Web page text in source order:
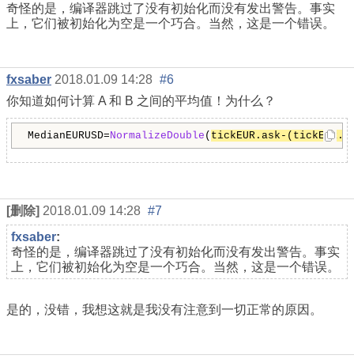
奇怪的是，编译器跳过了没有初始化而没有发出警告。事实
上，它们被初始化为空是一个巧合。当然，这是一个错误。
fxsaber 2018.01.09 14:28 #6
你知道如何计算 A 和 B 之间的平均值！为什么？
MedianEURUSD=NormalizeDouble ( tickEUR.ask-
[删除] 2018.01.09 14:28 #7
fxsaber:
奇怪的是，编译器跳过了没有初始化而没有发出警告。事实
上，它们被初始化为空是一个巧合。当然，这是一个错误。
是的，没错，我想这就是我没有注意到一切正常的原因。